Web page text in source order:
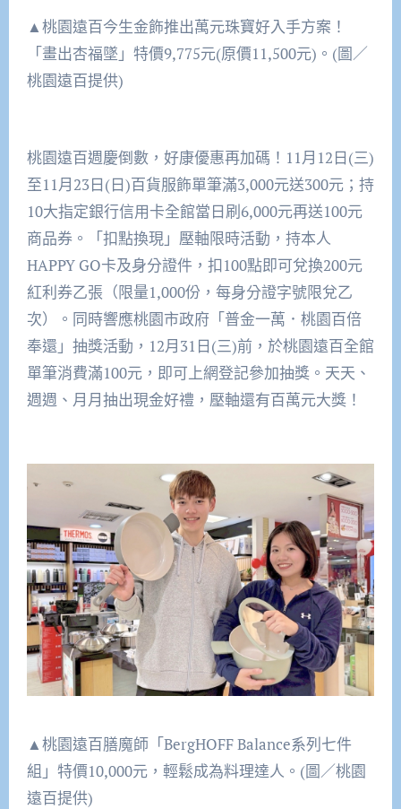
▲桃園遠百今生金飾推出萬元珠寶好入手方案！
「畫出杏福墜」特價9,775元(原價11,500元)。(圖／
桃園遠百提供)
桃園遠百週慶倒數，好康優惠再加碼！11月12日(三)
至11月23日(日)百貨服飾單筆滿3,000元送300元；持
10大指定銀行信用卡全館當日刷6,000元再送100元
商品券。「扣點換現」壓軸限時活動，持本人
HAPPY GO卡及身分證件，扣100點即可兌換200元
紅利券乙張（限量1,000份，每身分證字號限兌乙
次）。同時響應桃園市政府「普金一萬．桃園百倍
奉還」抽獎活動，12月31日(三)前，於桃園遠百全館
單筆消費滿100元，即可上網登記參加抽獎。天天、
週週、月月抽出現金好禮，壓軸還有百萬元大獎！
▲桃園遠百膳魔師「BergHOFF Balance系列七件
組」特價10,000元，輕鬆成為料理達人。(圖／桃園
遠百提供)